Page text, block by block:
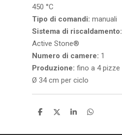
450 °C
Tipo di comandi: manuali
Sistema di riscaldamento:
Active Stone®
Numero di camere: 1
Produzione: fino a 4 pizze
Ø 34 cm per ciclo
C
C
C
C